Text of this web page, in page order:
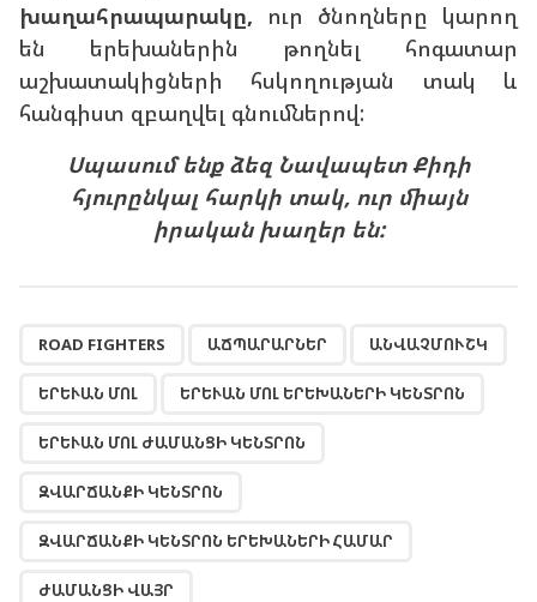
խաղահրապարակը, ուր ծնողները կարող
են երեխաներին թողնել հոգատար
աշխատակիցների հսկողության տակ և
հանգիստ զբաղվել գնումներով:
Սպասում ենք ձեզ Նավապետ Քիդի
հյուրընկալ հարկի տակ, ուր միայն
իրական խաղեր են:
ROAD FIGHTERS ԱՃՊԱՐԱՐՆԵՐ ԱՆՎԱՉՄՈՒՇԿ
ԵՐԵՒԱՆ ՄՈԼ ԵՐԵՒԱՆ ՄՈԼ ԵՐԵԽԱՆԵՐԻ ԿԵՆՏՐՈՆ
ԵՐԵՒԱՆ ՄՈԼ ԺԱՄԱՆՑԻ ԿԵՆՏՐՈՆ
ԶՎԱՐՃԱՆՔԻ ԿԵՆՏՐՈՆ
ԶՎԱՐՃԱՆՔԻ ԿԵՆՏՐՈՆ ԵՐԵԽԱՆԵՐԻ ՀԱՄԱՐ
ԺԱՄԱՆՑԻ ՎԱՅՐ